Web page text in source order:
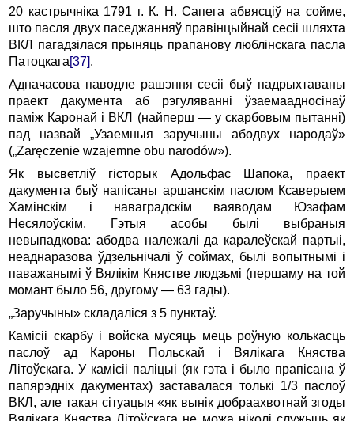
20 кастрычніка 1791 г. К. Н. Сапега абвясціў на сойме,
што пасля двух паседжанняў правінцыйнай сесіі шляхта
ВКЛ пагадзілася прыняць прапанову люблінскага пасла
Патоцкага[37].
Адначасова паводле рашэння сесіі быў падрыхтаваны
праект дакумента аб рэгуляванні ўзаемаадносінаў
паміж Каронай і ВКЛ (найперш — у скарбовым пытанні)
пад назвай „Узаемныя заручыны абодвух народаў»
(„Zaręczenie wzajemne obu narodów»).
Як высветліў гісторык Адольфас Шапока, праект
дакумента быў напісаны аршанскім паслом Ксаверыем
Хамінскім і наваградскім ваяводам Юзафам
Несялоўскім. Гэтыя асобы былі выбраныя
невыпадкова: абодва належалі да каралеўскай партыі,
неаднаразова ўдзельнічалі ў соймах, былі вопытнымі і
паважанымі ў Вялікім Княстве людзьмі (першаму на той
момант было 56, другому — 63 гады).
„Заручыны» складаліся з 5 пунктаў.
Камісіі скарбу і войска мусяць мець роўную колькасць
паслоў ад Кароны Польскай і Вялікага Княства
Літоўскага. У камісіі паліцыі (як гэта і было прапісана ў
папярэдніх дакументах) заставалася толькі 1/3 паслоў
ВКЛ, але такая сітуацыя «як вынік добраахвотнай згоды